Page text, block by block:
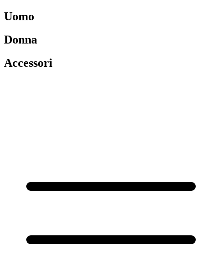
Uomo
Donna
Accessori